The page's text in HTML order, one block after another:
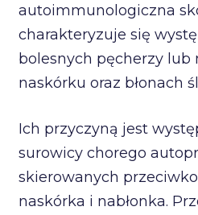
autoimmunologiczna
charakteryzuje się
bolesnych pęcherzy lub
naskórku oraz błonach
Ich przyczyną jest
surowicy chorego
skierowanych
naskórka i nabłonka.